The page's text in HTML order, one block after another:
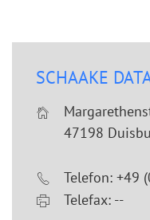
SCHAAKE
47198
Telefon: +49
Telefax: --